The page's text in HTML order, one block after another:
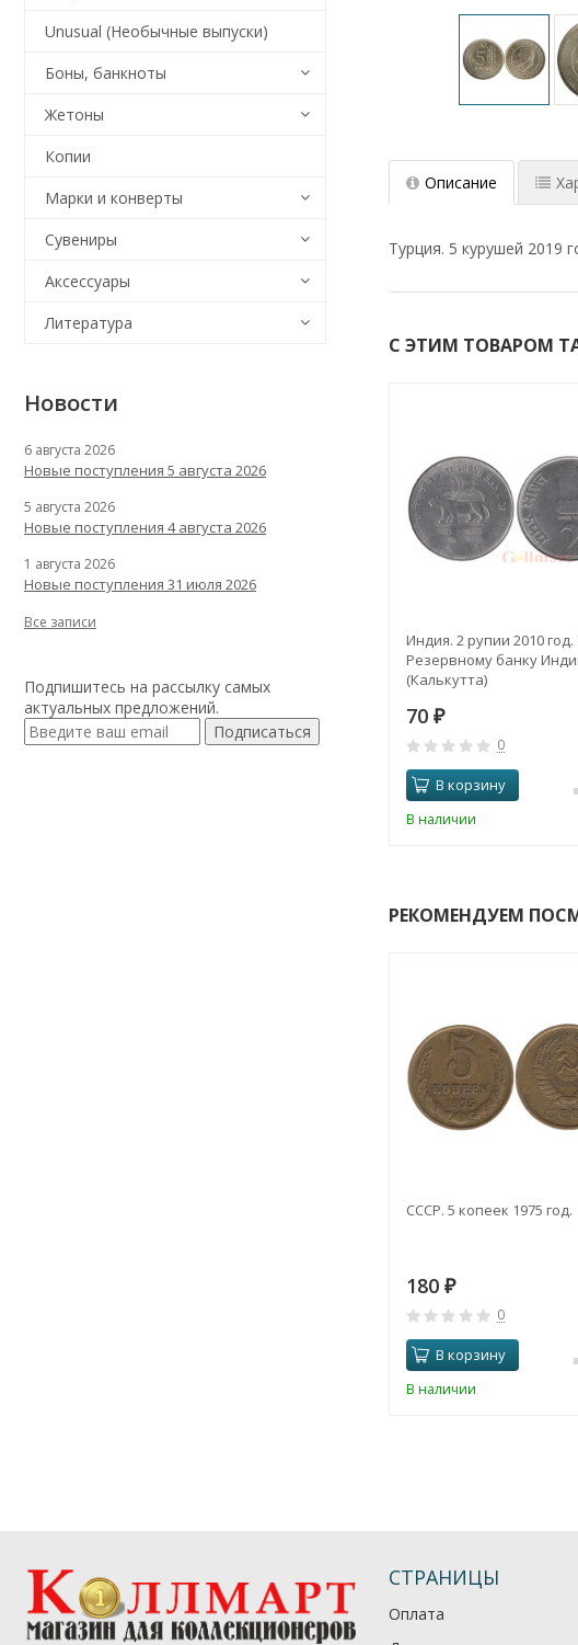
Описание
Турция. 5 курушей 2019
С ЭТИМ ТОВАРОМ
Индия. 2 рупии 2010 год.
Резервному банку
(Калькутта)
70 ₽
0
В корзину
В наличии
РЕКОМЕНДУЕМ
СССР. 5 копеек 1975 год.
180 ₽
0
В корзину
В наличии
Unusual (Необычные выпуски)
Боны, банкноты
Жетоны
Копии
Марки и конверты
Сувениры
Аксессуары
Литература
Новости
6 августа 2026
Новые поступления 5 августа 2026
5 августа 2026
Новые поступления 4 августа 2026
1 августа 2026
Новые поступления 31 июля 2026
Все записи
Подпишитесь на рассылку самых
актуальных предложений.
Подписаться
СТРАНИЦЫ
Оплата